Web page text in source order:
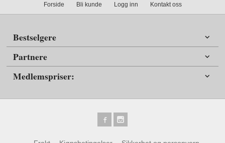
Forside Bli kunde Logg inn Kontakt oss
Bestselgere
Partnere
Medlemspriser: